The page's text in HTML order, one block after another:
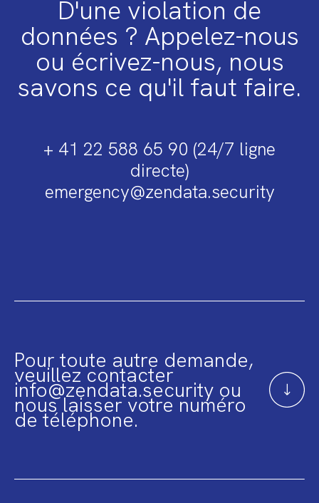
D'une violation de
données ? Appelez-nous
ou écrivez-nous, nous
savons ce qu'il faut faire.
+ 41 22 588 65 90 (24/7 ligne
directe)
emergency@zendata.security
Pour toute autre demande,
veuillez contacter
info@zendata.security ou
nous laisser votre numéro
de téléphone.